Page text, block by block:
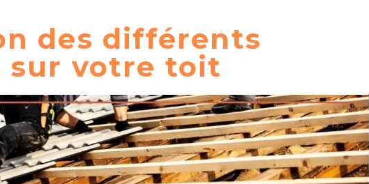
des différents
sur votre toit
ME FAIRE RAPPELER
Disponible Lundi - Dimanche: 7H - 20H
01 86 26 02 63